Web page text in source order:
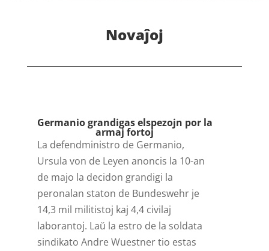
Novaĵoj
Germanio grandigas elspezojn por la
armaj fortoj
La defendministro de Germanio,
Ursula von de Leyen anoncis la 10-an
de majo la decidon grandigi la
peronalan staton de Bundeswehr je
14,3 mil militistoj kaj 4,4 civilaj
laborantoj. Laŭ la estro de la soldata
sindikato Andre Wuestner tio estas